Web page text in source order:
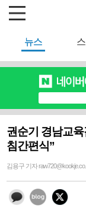
뉴스
권순기 경남교
침간편식”
김용구 기자